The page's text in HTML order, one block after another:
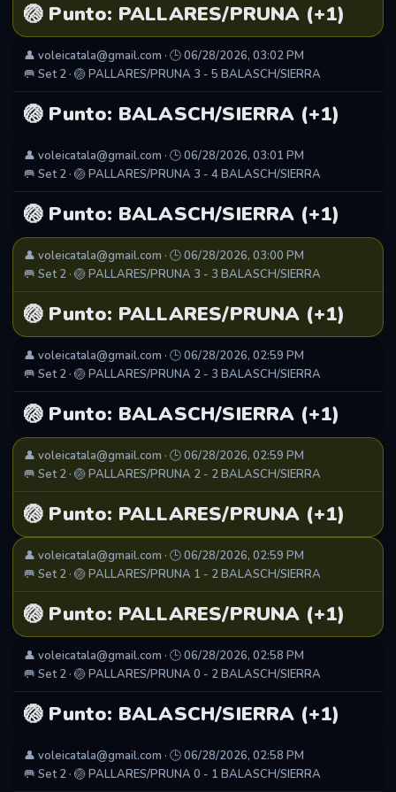
🏐 Punto: PALLARES/PRUNA (+1)
👤 voleicatala@gmail.com · 🕒 06/28/2026, 03:02 PM
🥅 Set 2 · 🏐 PALLARES/PRUNA 3 - 5 BALASCH/SIERRA
🏐 Punto: BALASCH/SIERRA (+1)
👤 voleicatala@gmail.com · 🕒 06/28/2026, 03:01 PM
🥅 Set 2 · 🏐 PALLARES/PRUNA 3 - 4 BALASCH/SIERRA
🏐 Punto: BALASCH/SIERRA (+1)
👤 voleicatala@gmail.com · 🕒 06/28/2026, 03:00 PM
🥅 Set 2 · 🏐 PALLARES/PRUNA 3 - 3 BALASCH/SIERRA
🏐 Punto: PALLARES/PRUNA (+1)
👤 voleicatala@gmail.com · 🕒 06/28/2026, 02:59 PM
🥅 Set 2 · 🏐 PALLARES/PRUNA 2 - 3 BALASCH/SIERRA
🏐 Punto: BALASCH/SIERRA (+1)
👤 voleicatala@gmail.com · 🕒 06/28/2026, 02:59 PM
🥅 Set 2 · 🏐 PALLARES/PRUNA 2 - 2 BALASCH/SIERRA
🏐 Punto: PALLARES/PRUNA (+1)
👤 voleicatala@gmail.com · 🕒 06/28/2026, 02:59 PM
🥅 Set 2 · 🏐 PALLARES/PRUNA 1 - 2 BALASCH/SIERRA
🏐 Punto: PALLARES/PRUNA (+1)
👤 voleicatala@gmail.com · 🕒 06/28/2026, 02:58 PM
🥅 Set 2 · 🏐 PALLARES/PRUNA 0 - 2 BALASCH/SIERRA
🏐 Punto: BALASCH/SIERRA (+1)
👤 voleicatala@gmail.com · 🕒 06/28/2026, 02:58 PM
🥅 Set 2 · 🏐 PALLARES/PRUNA 0 - 1 BALASCH/SIERRA